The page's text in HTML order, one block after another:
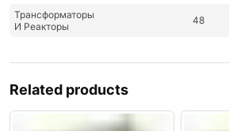
Трансформаторы
И Реакторы
48
Related products